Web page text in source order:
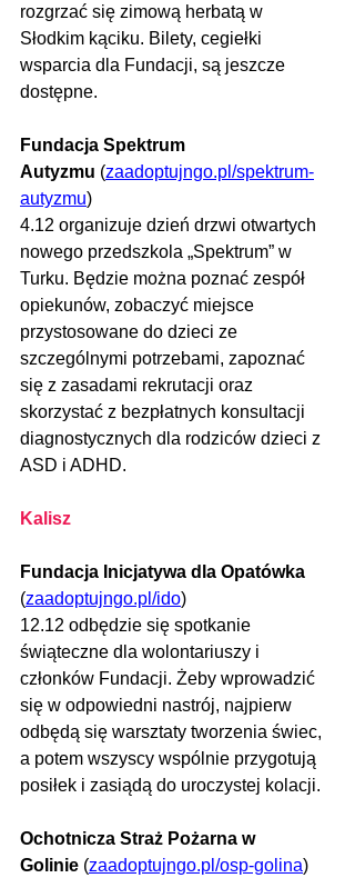
rozgrzać się zimową herbatą w
Słodkim kąciku. Bilety, cegiełki
wsparcia dla Fundacji, są jeszcze
dostępne.
Fundacja Spektrum
Autyzmu (zaadoptujngo.pl/spektrum-
autyzmu)
4.12 organizuje dzień drzwi otwartych
nowego przedszkola „Spektrum” w
Turku. Będzie można poznać zespół
opiekunów, zobaczyć miejsce
przystosowane do dzieci ze
szczególnymi potrzebami, zapoznać
się z zasadami rekrutacji oraz
skorzystać z bezpłatnych konsultacji
diagnostycznych dla rodziców dzieci z
ASD i ADHD.
Kalisz
Fundacja Inicjatywa dla Opatówka
(zaadoptujngo.pl/ido)
12.12 odbędzie się spotkanie
świąteczne dla wolontariuszy i
członków Fundacji. Żeby wprowadzić
się w odpowiedni nastrój, najpierw
odbędą się warsztaty tworzenia świec,
a potem wszyscy wspólnie przygotują
posiłek i zasiądą do uroczystej kolacji.
Ochotnicza Straż Pożarna w
Golinie (zaadoptujngo.pl/osp-golina)